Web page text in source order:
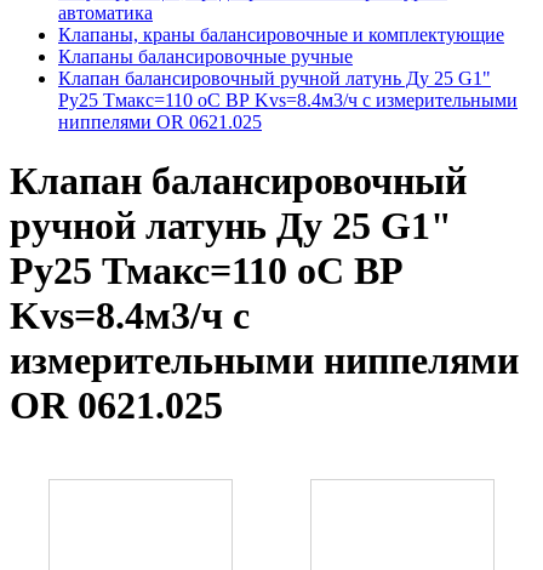
автоматика
Клапаны, краны балансировочные и комплектующие
Клапаны балансировочные ручные
Клапан балансировочный ручной латунь Ду 25 G1"
Ру25 Тмакс=110 оС ВР Kvs=8.4м3/ч с измерительными
ниппелями OR 0621.025
Клапан балансировочный
ручной латунь Ду 25 G1"
Ру25 Тмакс=110 оС ВР
Kvs=8.4м3/ч с
измерительными ниппелями
OR 0621.025